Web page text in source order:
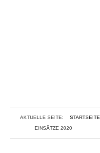
AKTUELLE SEITE: STARTSEITE
EINSÄTZE 2020